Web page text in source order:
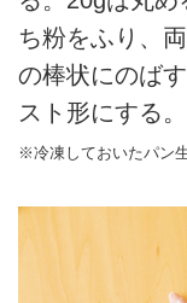
ち粉をふり、
の棒状にのば
スト形にする。
※冷凍しておいたパン